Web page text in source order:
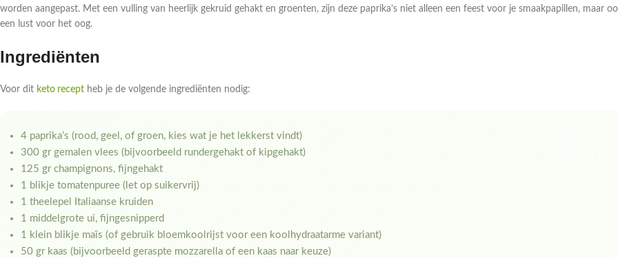
worden aangepast. Met een vulling van heerlijk gekruid gehakt en groenten, zijn deze paprika’s niet alleen een feest voor je smaakpapillen, maar
een lust voor het oog.
Ingrediënten
Voor dit keto recept heb je de volgende ingrediënten nodig:
4 paprika’s (rood, geel, of groen, kies wat je het lekkerst vindt)
300 gr gemalen vlees (bijvoorbeeld rundergehakt of kipgehakt)
125 gr champignons, fijngehakt
1 blikje tomatenpuree (let op suikervrij)
1 theelepel Italiaanse kruiden
1 middelgrote ui, fijngesnipperd
1 klein blikje maïs (of gebruik bloemkoolrijst voor een koolhydraatarme variant)
50 gr kaas (bijvoorbeeld geraspte mozzarella of een kaas naar keuze)